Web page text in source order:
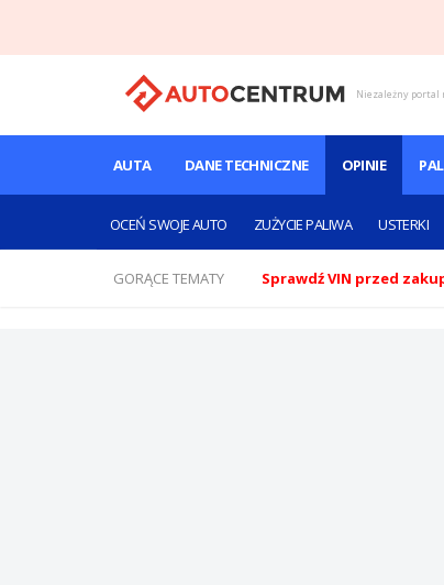
Niezależny
AUTA DANE TECHNICZNE OPINIE
OCEŃ SWOJE AUTO ZUŻYCIE PALIWA USTERKI
GORĄCE TEMATY Sprawdź VIN przed